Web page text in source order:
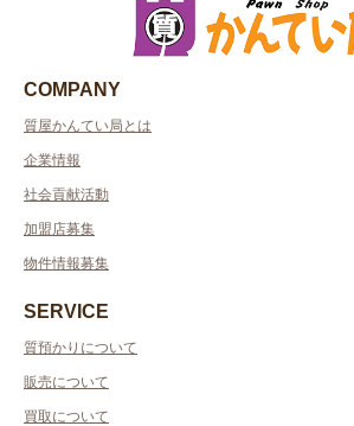
COMPANY
質屋かんてい局とは
企業情報
社会貢献活動
加盟店募集
物件情報募集
SERVICE
質預かりについて
販売について
買取について